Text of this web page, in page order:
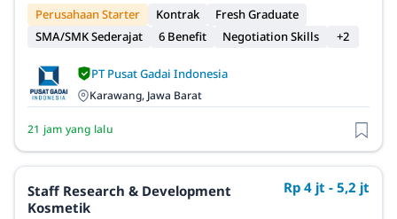
Perusahaan Starter Kontrak
Fresh Graduate
SMA/SMK Sederajat
6 Benefit Negotiation Skills +2
PT Pusat Gadai Indonesia
Karawang, Jawa Barat
21 jam yang lalu
Staff Research & Development
Kosmetik
Rp 4 jt - 5,2 jt